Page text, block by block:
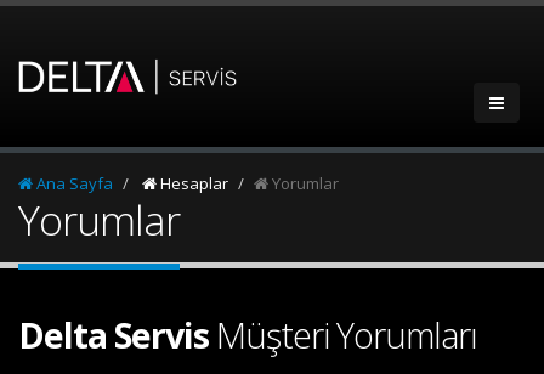
Ana Sayfa Hesaplar Yorumlar
Yorumlar
Delta Servis Müşteri Yorumları